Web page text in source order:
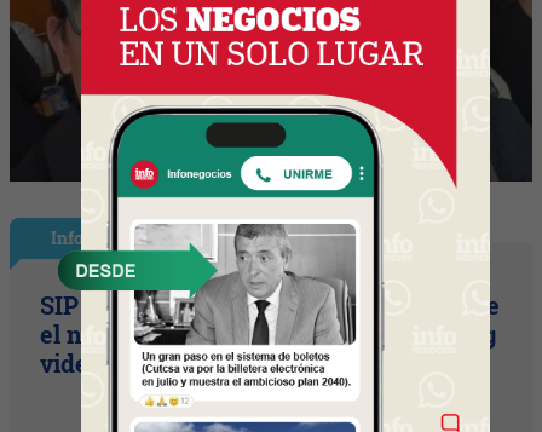
InfoNegocios Miami
SIP Connect 2026 (parte III): ¿cómo nace
el nuevo estándar de producción? (Long
video + Tik Tok + multi cross + eventos)